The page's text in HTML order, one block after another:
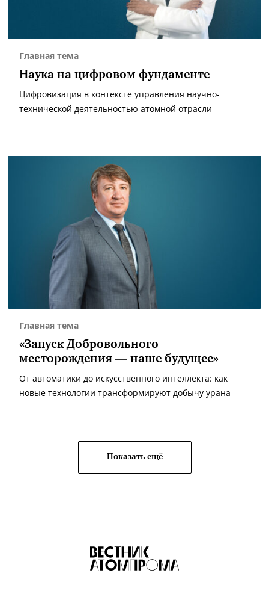
Главная тема
Наука на цифровом фундаменте
Цифровизация в контексте управления научно-
технической деятельностью атомной отрасли
Главная тема
«Запуск Добровольного
месторождения — наше будущее»
От автоматики до искусственного интеллекта: как
новые технологии трансформируют добычу урана
Показать ещё